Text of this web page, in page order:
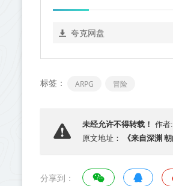
夸克网盘
标签： ARPG 冒险
未经允许不得转载！ 作者:
原文地址：
《来自深渊
分享到：